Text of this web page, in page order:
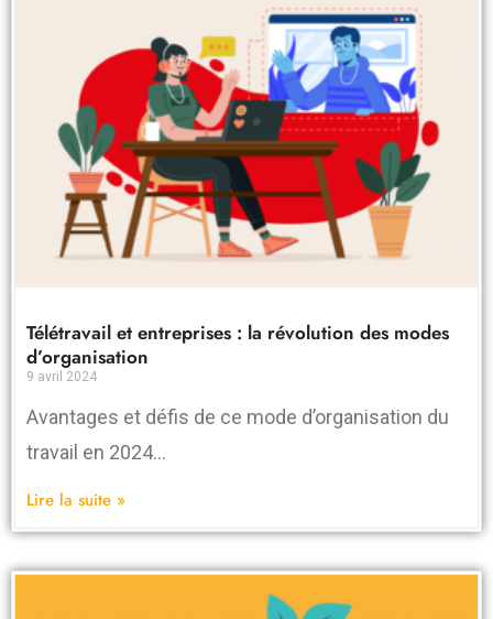
Télétravail et entreprises : la révolution des modes
d’organisation
9 avril 2024
Avantages et défis de ce mode d’organisation du
travail en 2024…
Lire la suite »